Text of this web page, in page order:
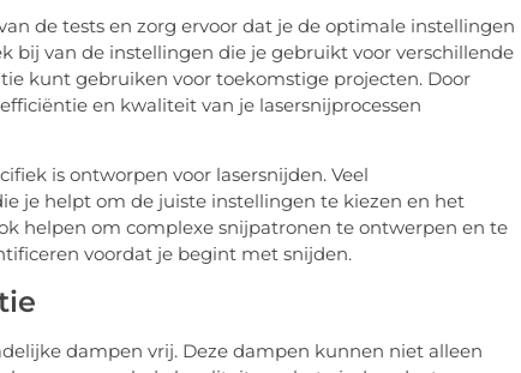
de tests en zorg ervoor dat je de optimale instellingen
bij van de instellingen die je gebruikt voor verschillende
kunt gebruiken voor toekomstige projecten. Door
en kwaliteit van je lasersnijprocessen
is ontworpen voor lasersnijden. Veel
je helpt om de juiste instellingen te kiezen en het
helpen om complexe snijpatronen te ontwerpen en te
voordat je begint met snijden.
dampen vrij. Deze dampen kunnen niet alleen